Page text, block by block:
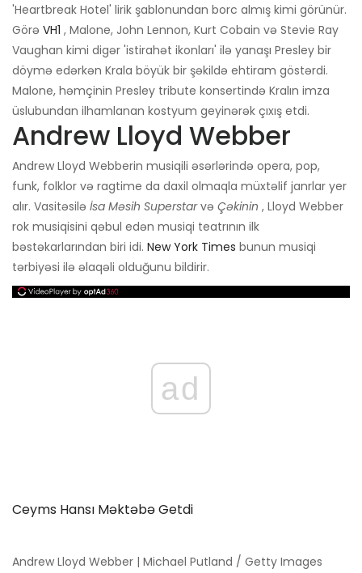
'Heartbreak Hotel' lirik şablonundan borc almış kimi görünür.
Görə VH1 , Malone, John Lennon, Kurt Cobain və Stevie Ray
Vaughan kimi digər 'istirahət ikonları' ilə yanaşı Presley bir
döymə edərkən Krala böyük bir şəkildə ehtiram göstərdi.
Malone, həmçinin Presley tribute konsertində Kralın imza
üslubundan ilhamlanan kostyum geyinərək çıxış etdi.
Andrew Lloyd Webber
Andrew Lloyd Webberin musiqili əsərlərində opera, pop,
funk, folklor və ragtime da daxil olmaqla müxtəlif janrlar yer
alır. Vasitəsilə İsa Məsih Superstarvə Çəkinin , Lloyd Webber
rok musiqisini qəbul edən musiqi teatrının ilk
bəstəkarlarından biri idi. New York Times bunun musiqi
tərbiyəsi ilə əlaqəli olduğunu bildirir.
ad
Ceyms Hansı Məktəbə Getdi
Andrew Lloyd Webber | Michael Putland / Getty Images